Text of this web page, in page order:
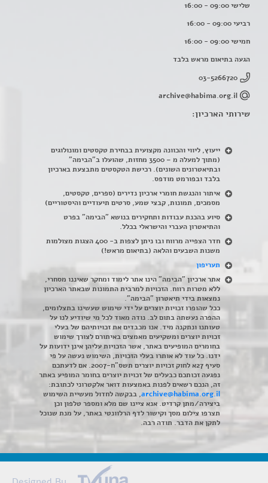
שלישי 09:00 - 16:00
רביעי 09:00 - 16:00
חמישי 09:00 - 16:00
הגעה בתיאום מראש בלבד
03-5266720
archive@habima.org.il
שירותי הארכיון:
ייעוץ, ליווי והכוונה מקצועית בבחירת טקסטים ומונולוגים
(מתוך למעלה מ – 3500 מחזות, שהועלו ב"הבימה"
ובתיאטרונים השונים). רכישת הטקסטים מתבצעת בארכיון
בלבד ובפורמט מודפס.
איתור והנגשת חומרי ארכיון נדירים (ספרים, טקסטים,
מסמכים, תמונות, קבצי שמע, סרטים תיעודיים והיסטוריים)
סיוע בהכנת עבודות ותחקירים בנושא "הבימה" בפרט
והתיאטרון העברי והישראלי בכלל.
חדר הצפייה מרווח ובו ניתן לצפות ב- 400 הצגות מצולמות
משנות השבעים והלאה (בתיאום מראש!)
תעריפון
אתר ארכיון "הבימה" הינו אתר לימוד ומחקר שאיננו מסחרי,
ללא מטרות רווח. הזכויות למרבית התמונות שבאתר הארכיון
נמצאות בידי תיאטרון "הבימה".
ככל שהופרו זכויות יוצרים על ידי שימוש שעשינו בתצלומים,
ההפרה נעשתה בתום לב. נודה מאוד לכל מי שיודיע לנו על
טעותנו ונתקנה מיד. אנו מכבדים את זכויותיהם של בעלי
זכויות יוצרים ומשקיעים מאמצים באיתורם לצורך שימוש
בחומרים המופיעים באתר, אשר הזכויות עליהן אינן ידועות על
ידנו. כל עוד לא אותרו בעלי הזכויות, השימוש נעשה על פי
סעיף 27א לחוק זכויות יוצרים תשס"ח-2007. אם לדעתכם
נפגעה זכותכם כבעלים של זכויות יוצרים בחומר המופיע באתר
זה, הנכם רשאים לפנות באמצעות דואר אלקטרוני לכתובת:
archive@habima.org.il, בבקשה לחדול מעשיית השימוש
ביצירה/מתן קרדיט. אנא ציינו שם מלא ומספר טלפון וכן
תצרפו צילום מסך וקישור לדף הרלוונטי באתר, על מנת שנוכל
לתקן את הדבר. תודה רבה.